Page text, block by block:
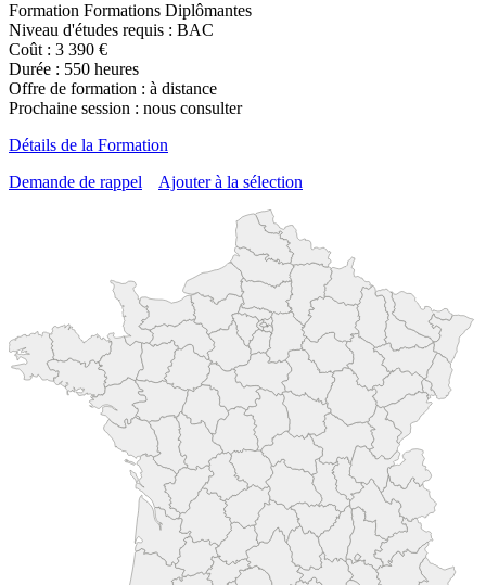
Formation Formations Diplômantes
Niveau d'études requis : BAC
Coût : 3 390 €
Durée : 550 heures
Offre de formation : à distance
Prochaine session : nous consulter
Détails de la Formation
Demande de rappel
Ajouter à la sélection